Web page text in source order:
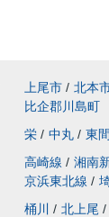
上尾市 / 北本
比企郡川島町
栄 / 中丸 / 東間
高崎線 / 湘南
京浜東北線 /
桶川 / 北上尾 /